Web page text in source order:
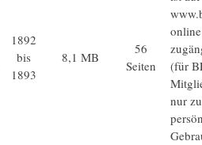
1892
bis
1893
8,1 MB
56
Seiten
(für
nur